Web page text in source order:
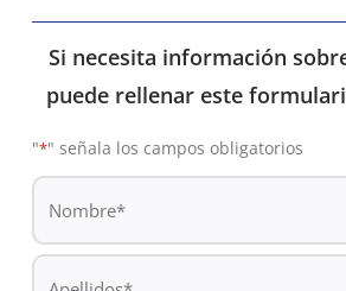
Si necesita información
puede rellenar este
"*" señala los campos obligatorios
De
Nombre